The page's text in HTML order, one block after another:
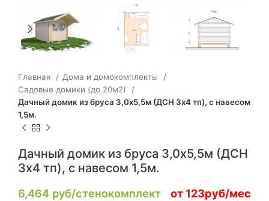
Главная
Дома и домокомплекты
Садовые домики (до 20м2)
Дачный домик из бруса 3,0х5,5м (ДСН 3х4 тп), с навесом
1,5м.
Дачный домик из бруса 3,0х5,5м (ДСН
3х4 тп), с навесом 1,5м.
6,464 руб/стенокомплект от 123руб/мес